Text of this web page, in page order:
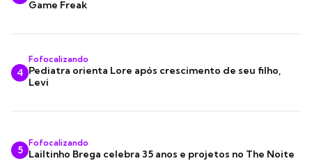
Game Freak
4
Fofocalizando
Pediatra orienta Lore após crescimento de seu filho,
Levi
5
Fofocalizando
Lailtinho Brega celebra 35 anos e projetos no The Noite